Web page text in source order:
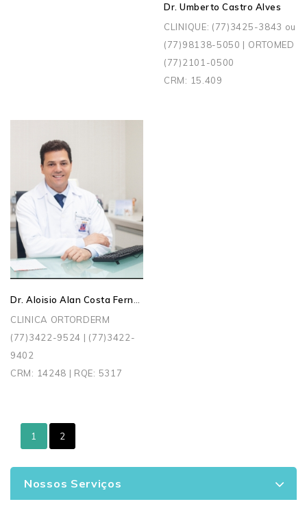
Dr. Umberto Castro Alves
CLINIQUE: (77)3425-3843 ou
(77)98138-5050 | ORTOMED
(77)2101-0500
CRM: 15.409
Dr. Aloisio Alan Costa Fernandes
CLINICA ORTORDERM
(77)3422-9524 | (77)3422-
9402
CRM: 14248 | RQE: 5317
1 2
Nossos Serviços